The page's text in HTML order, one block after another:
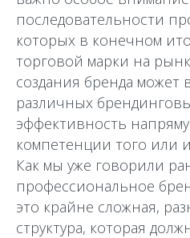
последовательности
которых в конечном
торговой марки на
создания бренда может
различных
эффективность
компетенции того или
Как мы уже говорили
профессиональное
это крайне сложная,
структура, которая